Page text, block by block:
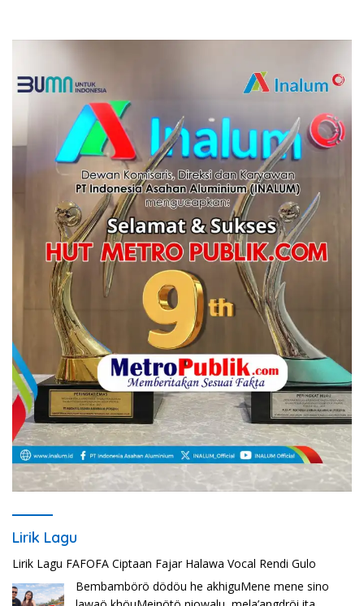
Lirik Lagu
Lirik Lagu FAFOFA Ciptaan Fajar Halawa Vocal Rendi Gulo
Bembambörö dödöu he akhiguMene mene sino